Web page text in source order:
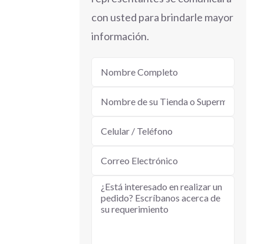
con usted para brindarle mayor
información.